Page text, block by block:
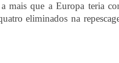
mais que a Europa teria
eliminados na